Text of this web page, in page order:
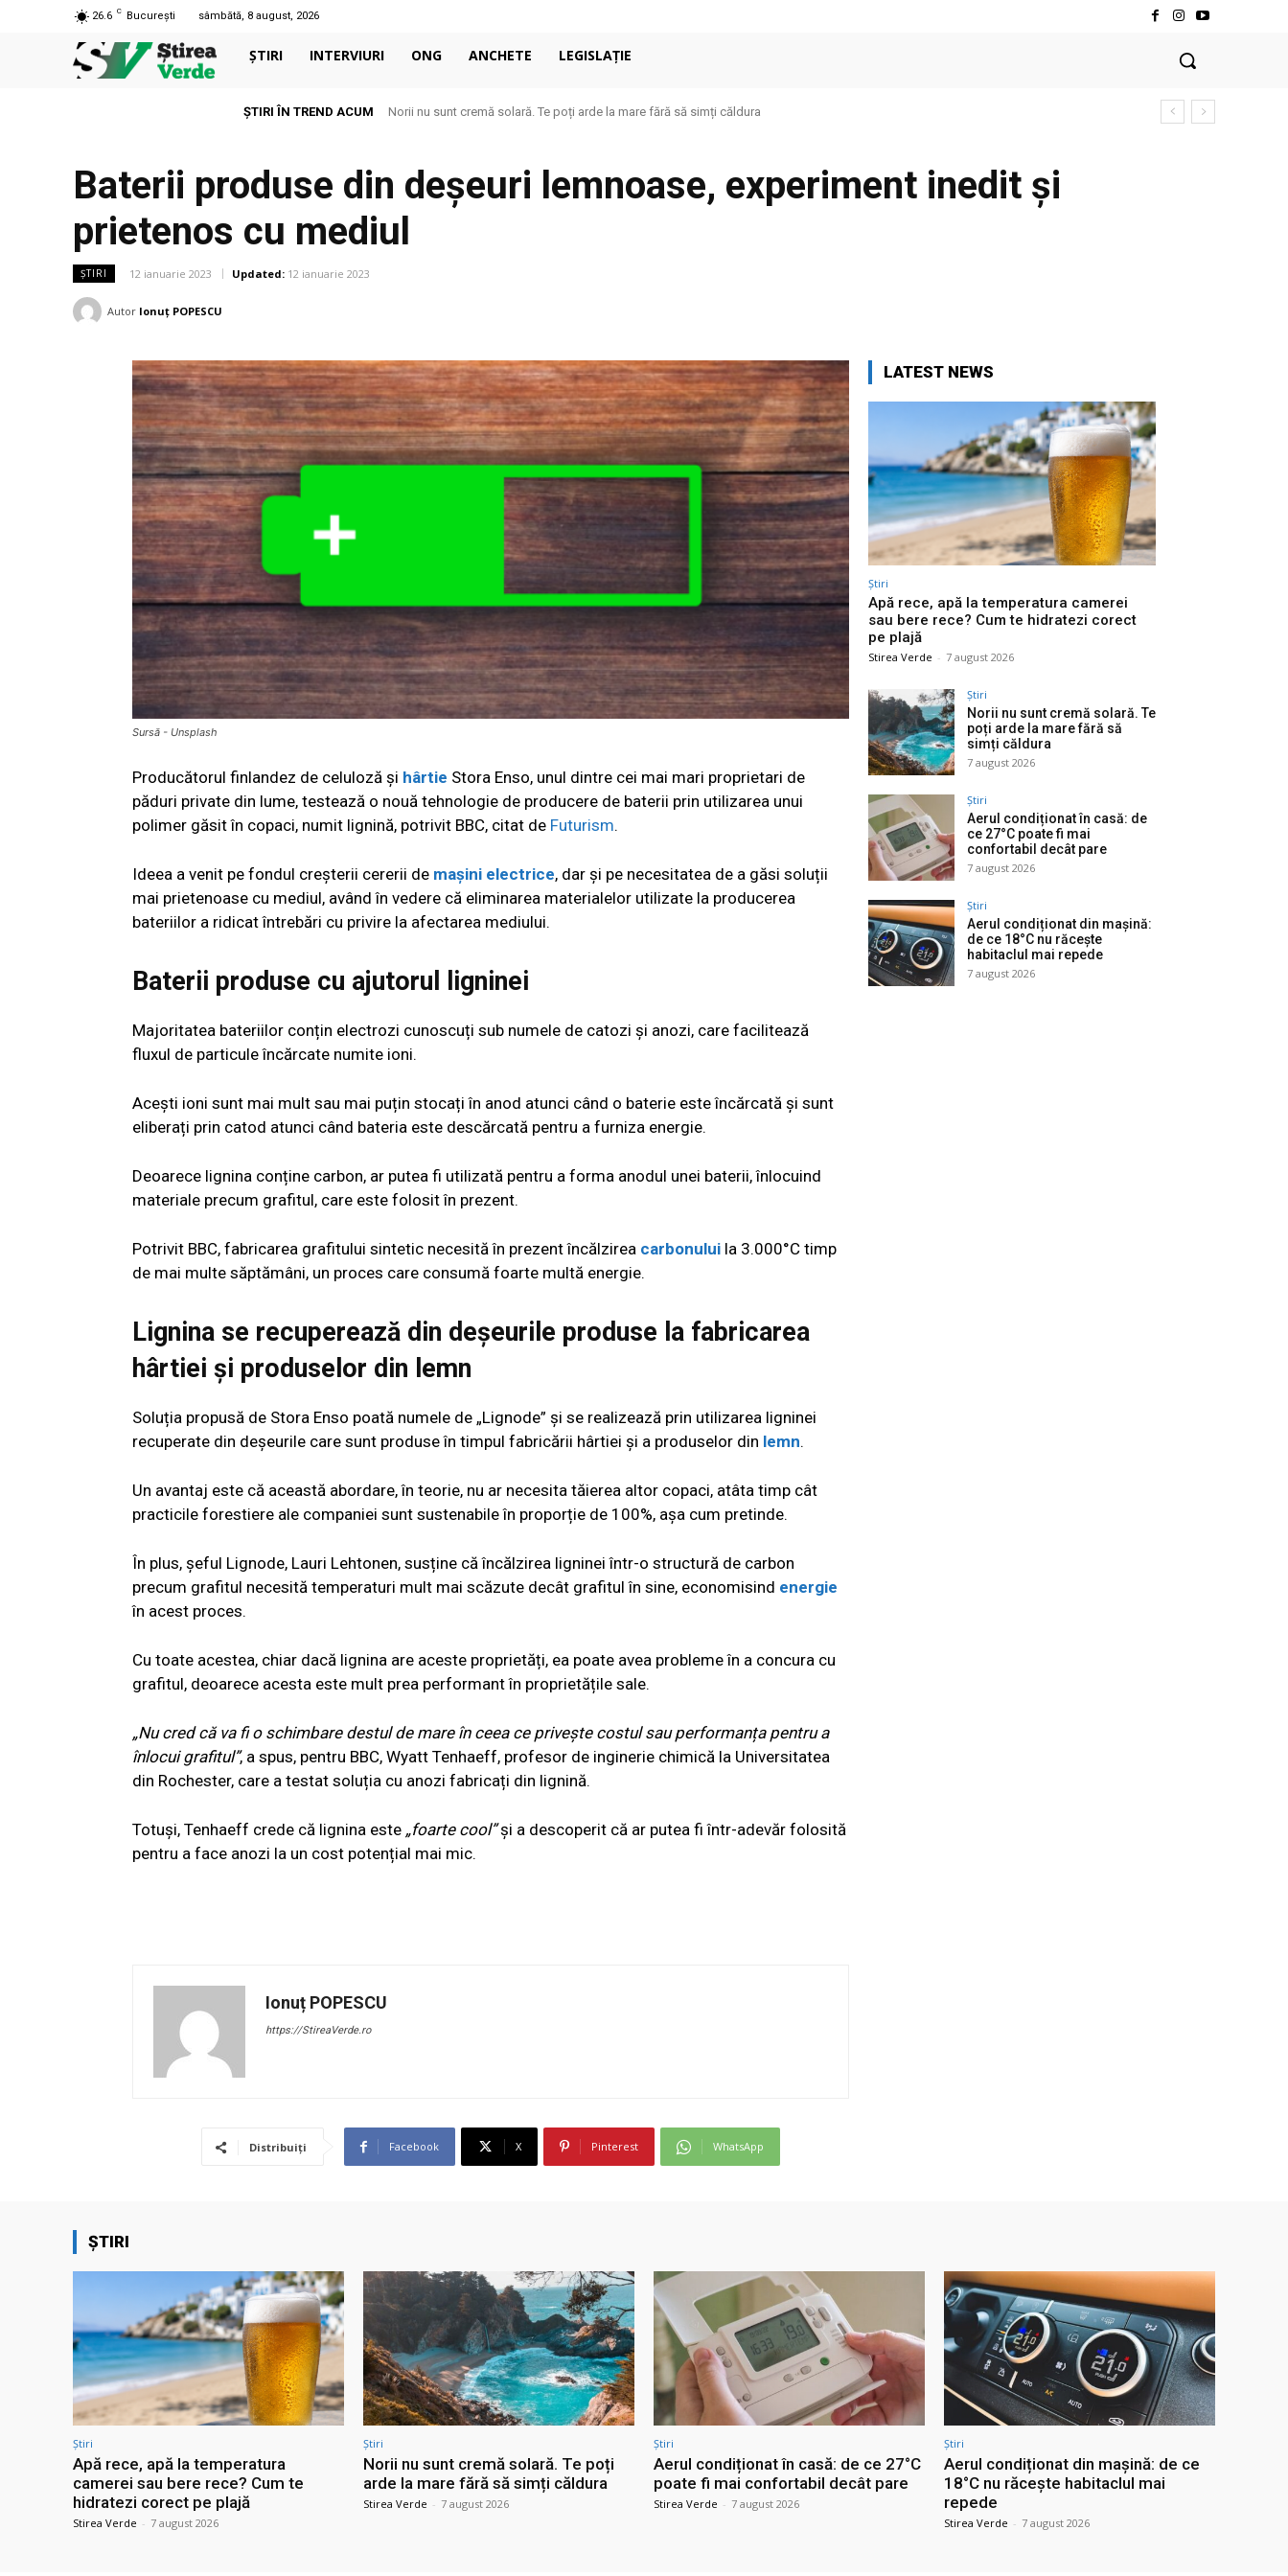
26.6 C București sâmbătă, 8 august, 2026
ȘTIRI INTERVIURI ONG ANCHETE LEGISLAȚIE
ȘTIRI ÎN TREND ACUMNorii nu sunt cremă solară. Te poți arde la mare fără să simți căldura
Aerul condiționat în casă: de ce 27°C poate fi mai confortabil decât pare
Baterii produse din deșeuri lemnoase, experiment inedit și
prietenos cu mediul
ȘTIRI 12 ianuarie 2023 Updated: 12 ianuarie 2023
Autor Ionuț POPESCU
Sursă - Unsplash
Producătorul finlandez de celuloză și hârtie Stora Enso, unul dintre cei mai mari proprietari de
păduri private din lume, testează o nouă tehnologie de producere de baterii prin utilizarea unui
polimer găsit în copaci, numit lignină, potrivit BBC, citat de Futurism.
Ideea a venit pe fondul creșterii cererii de mașini electrice, dar și pe necesitatea de a găsi soluții
mai prietenoase cu mediul, având în vedere că eliminarea materialelor utilizate la producerea
bateriilor a ridicat întrebări cu privire la afectarea mediului.
Baterii produse cu ajutorul ligninei
Majoritatea bateriilor conțin electrozi cunoscuți sub numele de catozi și anozi, care facilitează
fluxul de particule încărcate numite ioni.
Acești ioni sunt mai mult sau mai puțin stocați în anod atunci când o baterie este încărcată și sunt
eliberați prin catod atunci când bateria este descărcată pentru a furniza energie.
Deoarece lignina conține carbon, ar putea fi utilizată pentru a forma anodul unei baterii, înlocuind
materiale precum grafitul, care este folosit în prezent.
Potrivit BBC, fabricarea grafitului sintetic necesită în prezent încălzirea carbonului la 3.000°C timp
de mai multe săptămâni, un proces care consumă foarte multă energie.
Lignina se recuperează din deșeurile produse la fabricarea
hârtiei și produselor din lemn
Soluția propusă de Stora Enso poată numele de „Lignode” și se realizează prin utilizarea ligninei
recuperate din deșeurile care sunt produse în timpul fabricării hârtiei și a produselor din lemn.
Un avantaj este că această abordare, în teorie, nu ar necesita tăierea altor copaci, atâta timp cât
practicile forestiere ale companiei sunt sustenabile în proporție de 100%, așa cum pretinde.
În plus, șeful Lignode, Lauri Lehtonen, susține că încălzirea ligninei într-o structură de carbon
precum grafitul necesită temperaturi mult mai scăzute decât grafitul în sine, economisind energie
în acest proces.
Cu toate acestea, chiar dacă lignina are aceste proprietăți, ea poate avea probleme în a concura cu
grafitul, deoarece acesta este mult prea performant în proprietățile sale.
„Nu cred că va fi o schimbare destul de mare în ceea ce privește costul sau performanța pentru a
înlocui grafitul”, a spus, pentru BBC, Wyatt Tenhaeff, profesor de inginerie chimică la Universitatea
din Rochester, care a testat soluția cu anozi fabricați din lignină.
Totuși, Tenhaeff crede că lignina este „foarte cool”și a descoperit că ar putea fi într-adevăr folosită
pentru a face anozi la un cost potențial mai mic.
Ionuț POPESCU
https://StireaVerde.ro
Distribuiți Facebook X Pinterest WhatsApp
LATEST NEWS
Știri
Apă rece, apă la temperatura camerei
sau bere rece? Cum te hidratezi corect
pe plajă
Stirea Verde - 7 august 2026
Știri
Norii nu sunt cremă solară. Te
poți arde la mare fără să
simți căldura
7 august 2026
Știri
Aerul condiționat în casă: de
ce 27°C poate fi mai
confortabil decât pare
7 august 2026
Știri
Aerul condiționat din mașină:
de ce 18°C nu răcește
habitaclul mai repede
7 august 2026
ȘTIRI
Știri
Apă rece, apă la temperatura
camerei sau bere rece? Cum te
hidratezi corect pe plajă
Stirea Verde - 7 august 2026
Știri
Norii nu sunt cremă solară. Te poți
arde la mare fără să simți căldura
Stirea Verde - 7 august 2026
Știri
Aerul condiționat în casă: de ce 27°C
poate fi mai confortabil decât pare
Stirea Verde - 7 august 2026
Știri
Aerul condiționat din mașină: de ce
18°C nu răcește habitaclul mai
repede
Stirea Verde - 7 august 2026